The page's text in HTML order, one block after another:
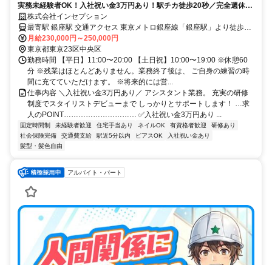
実務未経験者OK！入社祝い金3万円あり！駅チカ徒歩20秒／完全週休2
日制！デビューまで充実サポート
株式会社インセプション
最寄駅 銀座駅 交通アクセス 東京メトロ銀座線「銀座駅」より徒歩30
秒 ●駅近5分以内 ●駅チカ ※銀座のほか、青山にも店舗がございま
す。 勤務地はご相談のうえ、ご自身の希望や お店の雰囲気に合わせ
て決めていただけます。
月給230,000円～250,000円
東京都東京23区中央区
勤務時間 【平日】11:00〜20:00 【土日祝】10:00〜19:00 ※休憩60
分 ※残業はほとんどありません。業務終了後は、 ご自身の練習の時
間に充てていただけます。 ※将来的には営...
仕事内容 ＼入社祝い金3万円あり／ アシスタント業務。 充実の研修
制度でスタイリストデビューまで しっかりとサポートします！ …求
人のPOINT………………………… ✅入社祝い金3万円あり ...
固定時間制 未経験者歓迎 住宅手当あり ネイルOK 有資格者歓迎
研修あり
社会保険完備
交通費支給 駅近5分以内 ピアスOK
入社祝い金あり
髪型・髪色自由
アルバイト・パート